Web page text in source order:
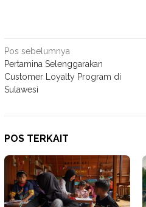
Navigasi
pos
Pos sebelumnya
Pertamina Selenggarakan
Customer Loyalty Program di
Sulawesi
POS TERKAIT